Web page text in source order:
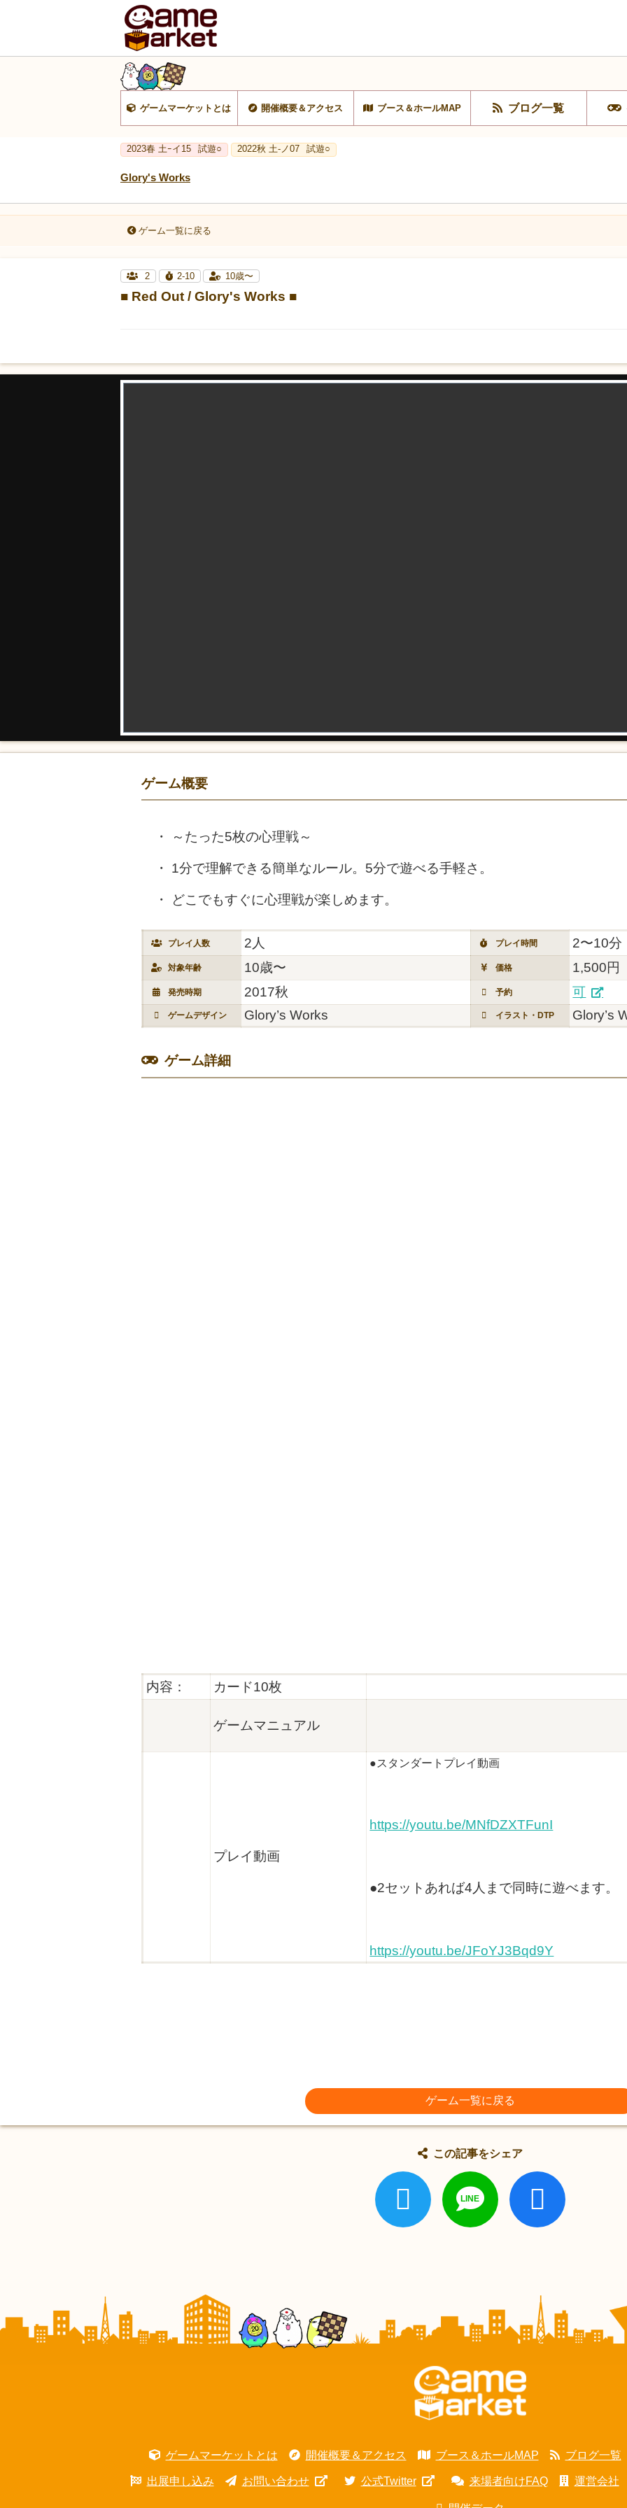
ゲームマーケットとは 開催概要＆アクセス ブース＆ホールMAP ブログ一覧
2023春 土ｰイ15 試遊○ 2022秋 土-ノ07 試遊○
Glory's Works
ゲーム一覧に戻る
2 2-10 10歳〜
■ Red Out / Glory's Works ■
ゲーム概要
～たった5枚の心理戦～
1分で理解できる簡単なルール。5分で遊べる手軽さ。
どこでもすぐに心理戦が楽しめます。
プレイ人数 2人 プレイ時間 2〜10分
対象年齢 10歳〜 価格 1,500円
発売時期 2017秋 予約 可
ゲームデザイン Glory’s Works イラスト・DTP Glory’s
ゲーム詳細
内容： カード10枚
ゲームマニュアル
プレイ動画
●スタンダートプレイ動画
https://youtu.be/MNfDZXTFunI
●2セットあれば4人まで同時に遊べます。
https://youtu.be/JFoYJ3Bqd9Y
ゲーム一覧に戻る
この記事をシェア
ゲームマーケットとは 開催概要＆アクセス ブース＆ホールMAP ブログ一覧
出展申し込み お問い合わせ 公式Twitter 来場者向けFAQ 運営会社